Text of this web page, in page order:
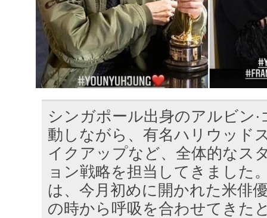
シンガポール出身のアルビン
動しながら、有名ハリウッド
イクアップなど、全体的なス
ョン戦略を担当してきました
は、今月初めに開かれた米俳
の時から呼吸を合わせてきた